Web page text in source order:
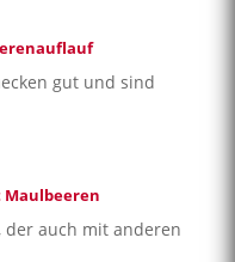
gut und sind
der auch mit anderen